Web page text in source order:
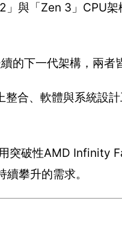
與「Zen 3」CPU
的下一代架構，兩者
合、軟體與系統設
突破性AMD Infinity
攀升的需求。